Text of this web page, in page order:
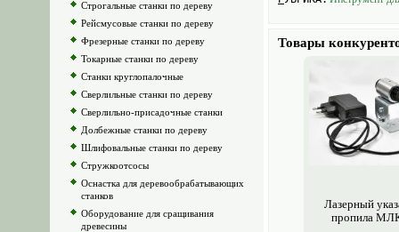
Строгальные станки по дереву
Рейсмусовые станки по дереву
Фрезерные станки по дереву
Токарные станки по дереву
Станки круглопалочные
Сверлильные станки по дереву
Сверлильно-присадочные станки
Долбежные станки по дереву
Шлифовальные станки по дереву
Стружкоотсосы
Оснастка для деревообрабатывающих
станков
Оборудование для сращивания
древесины
Товары
Лазерный
пропила